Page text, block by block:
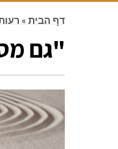
דף הבית »
"גם